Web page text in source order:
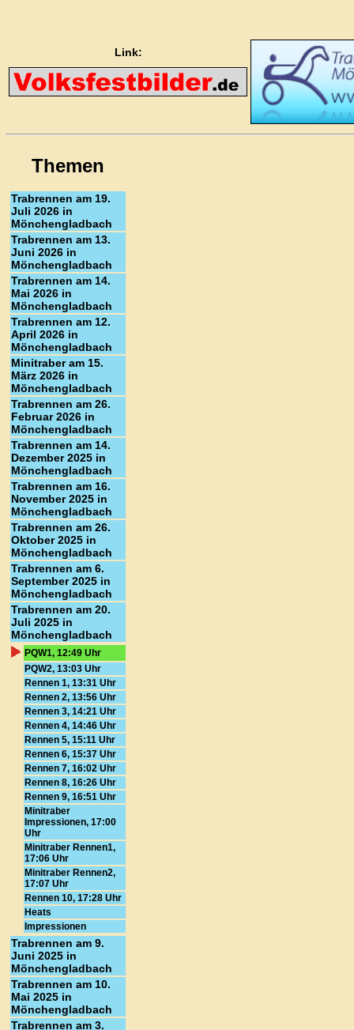
Link:
Themen
Trabrennen am 19.
Juli 2026 in
Mönchengladbach
Trabrennen am 13.
Juni 2026 in
Mönchengladbach
Trabrennen am 14.
Mai 2026 in
Mönchengladbach
Trabrennen am 12.
April 2026 in
Mönchengladbach
Minitraber am 15.
März 2026 in
Mönchengladbach
Trabrennen am 26.
Februar 2026 in
Mönchengladbach
Trabrennen am 14.
Dezember 2025 in
Mönchengladbach
Trabrennen am 16.
November 2025 in
Mönchengladbach
Trabrennen am 26.
Oktober 2025 in
Mönchengladbach
Trabrennen am 6.
September 2025 in
Mönchengladbach
Trabrennen am 20.
Juli 2025 in
Mönchengladbach
PQW1, 12:49 Uhr
PQW2, 13:03 Uhr
Rennen 1, 13:31 Uhr
Rennen 2, 13:56 Uhr
Rennen 3, 14:21 Uhr
Rennen 4, 14:46 Uhr
Rennen 5, 15:11 Uhr
Rennen 6, 15:37 Uhr
Rennen 7, 16:02 Uhr
Rennen 8, 16:26 Uhr
Rennen 9, 16:51 Uhr
Minitraber
Impressionen, 17:00
Uhr
Minitraber Rennen1,
17:06 Uhr
Minitraber Rennen2,
17:07 Uhr
Rennen 10, 17:28 Uhr
Heats
Impressionen
Trabrennen am 9.
Juni 2025 in
Mönchengladbach
Trabrennen am 10.
Mai 2025 in
Mönchengladbach
Trabrennen am 3.